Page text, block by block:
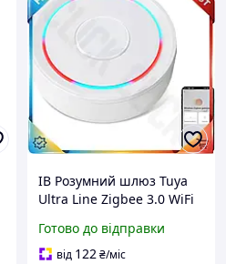
ІВ Розумний шлюз Tuya
Ultra Line Zigbee 3.0 WiFi
пульт управління
голосовий помі ЕMN_PS
Готово до відправки
від 122₴/міс